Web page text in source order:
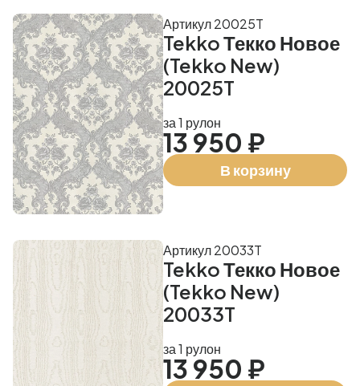
Tekko Текко Новое
(Tekko New)
20025T
Артикул 20025T
за 1 рулон
13 950 ₽
В корзину
Tekko Текко Новое
(Tekko New)
20033T
Артикул 20033T
за 1 рулон
13 950 ₽